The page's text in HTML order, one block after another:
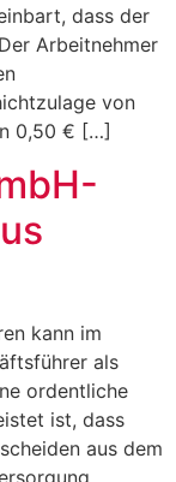
dass der
Arbeitnehmer
von
0,50 € […]
kann im
als
ordentliche
ist, dass
aus dem